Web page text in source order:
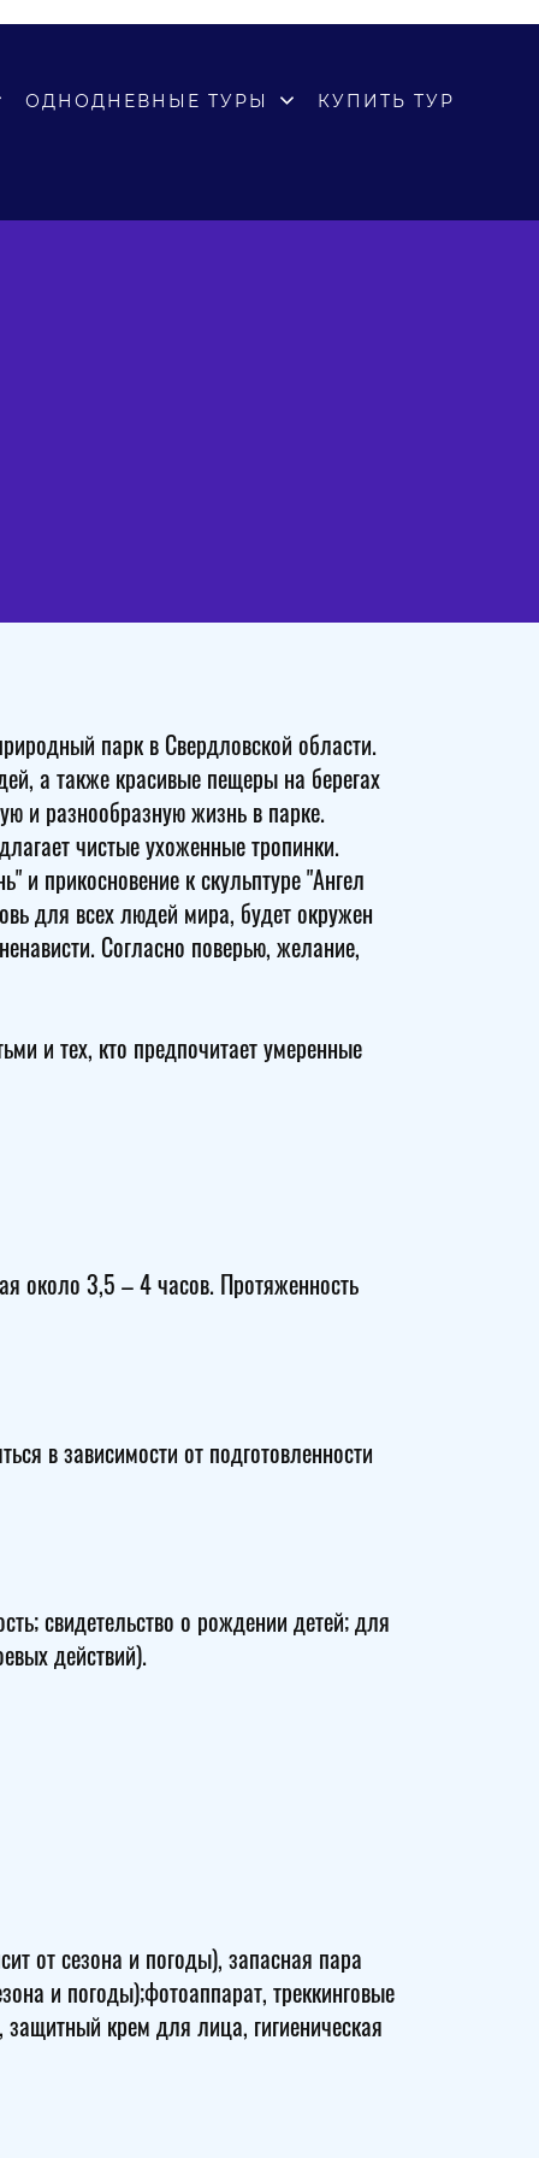
ОДНОДНЕВНЫЕ ТУРЫ КУПИТЬ ТУР
парк в Свердловской области.
а также красивые пещеры на берегах
и разнообразную жизнь в парке.
чистые ухоженные тропинки.
прикосновение к скульптуре "Ангел
для всех людей мира, будет окружен
Согласно поверью, желание,
и тех, кто предпочитает умеренные
около 3,5 – 4 часов. Протяженность
в зависимости от подготовленности
свидетельство о рождении детей; для
действий).
от сезона и погоды), запасная пара
и погоды);фотоаппарат, треккинговые
крем для лица, гигиеническая